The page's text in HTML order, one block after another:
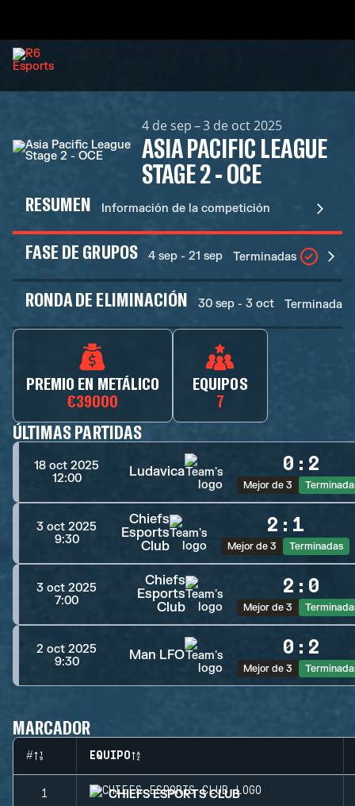
4 de sep – 3 de oct 2025
ASIA PACIFIC LEAGUE
STAGE 2 - OCE
RESUMEN Información de la competición
FASE DE GRUPOS 4 sep - 21 sep Terminadas
RONDA DE ELIMINACIÓN 30 sep - 3 oct Terminadas
PREMIO EN METÁLICO
€39000
EQUIPOS
7
ÚLTIMAS PARTIDAS
18 oct 2025
12:00
Ludavica 0 : 2
Mejor de 3
3 oct 2025
9:30
Chiefs
Esports
Club
2 : 1
Mejor de 3 Terminadas
3 oct 2025
7:00
Chiefs
Esports
Club
2 : 0
Mejor de 3
2 oct 2025
9:30
Man LFO 0 : 2
Mejor de 3
MARCADOR
# EQUIPO
1 CHIEFS ESPORTS CLUB